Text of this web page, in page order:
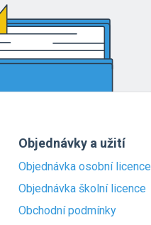
Objednávky a užití
Objednávka osobní licence
Objednávka školní licence
Obchodní podmínky